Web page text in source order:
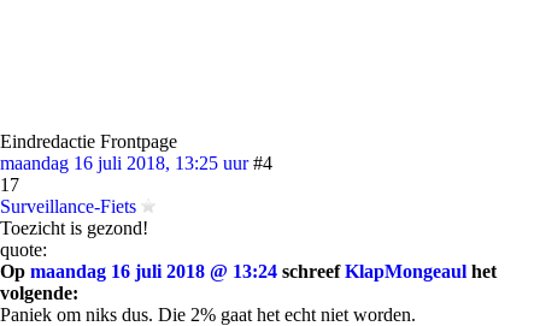
Eindredactie Frontpage
maandag 16 juli 2018, 13:25 uur #4
17
Surveillance-Fiets
Toezicht is gezond!
quote:
Op maandag 16 juli 2018 @ 13:24 schreefKlapMongeaul het
volgende:
Paniek om niks dus. Die 2% gaat het echt niet worden.